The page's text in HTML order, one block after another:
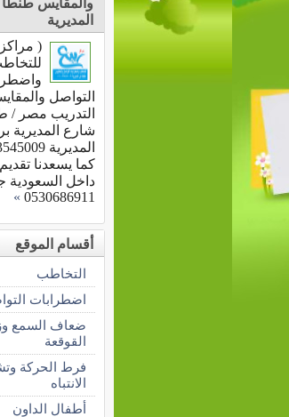
والمقايس
المديرية
( مراكز
التواصل
التدريب مصر /
شارع المديرية
المديرية
كما يسعدنا
داخل السعودية
0530686911
»
أقسام الموقع
التخاطب
اضطرابات
ضعاف السمع
القوقعة
فرط الحركة
الانتباه
أطفال الداون